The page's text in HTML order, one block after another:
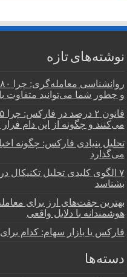
نوشته‌های تازه
و چطور شما می‌توانید متفاوت
می‌کنند و چگونه از این دام فرار
تحلیل بنیادی فارکس: چگونه
می‌گذارد
۷ الگوی کلیدی تحلیل
بشناسد
هوشمندانه با دلایل واقعی
فارکس یا بازار سهام: کدام
دسته‌ها